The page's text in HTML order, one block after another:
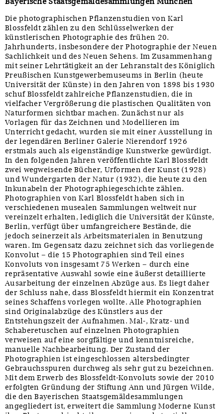
Die photographischen Pflanzenstudien von Karl
Blossfeldt zählen zu den Schlüsselwerken der
künstlerischen Photographie des frühen 20.
Jahrhunderts, insbesondere der Photographie der Neuen
Sachlichkeit und des Neuen Sehens. Im Zusammenhang
mit seiner Lehrtätigkeit an der Lehranstalt des Königlich
Preußischen Kunstgewerbemuseums in Berlin (heute
Universität der Künste) in den Jahren von 1898 bis 1930
schuf Blossfeldt zahlreiche Pflanzenstudien, die in
vielfacher Vergrößerung die plastischen Qualitäten von
Naturformen sichtbar machen. Zunächst nur als
Vorlagen für das Zeichnen und Modellieren im
Unterricht gedacht, wurden sie mit einer Ausstellung in
der legendären Berliner Galerie Nierendorf 1926
erstmals auch als eigenständige Kunstwerke gewürdigt.
In den folgenden Jahren veröffentlichte Karl Blossfeldt
zwei wegweisende Bücher, Urformen der Kunst (1928)
und Wundergarten der Natur (1932), die heute zu den
Inkunabeln der Photographiegeschichte zählen.
Photographien von Karl Blossfeldt haben sich in
verschiedenen musealen Sammlungen weltweit nur
vereinzelt erhalten, lediglich die Universität der Künste,
Berlin, verfügt über umfangreichere Bestände, die
jedoch seinerzeit als Arbeitsmaterialen in Benutzung
waren. Im Gegensatz dazu zeichnet sich das vorliegende
Konvolut – die 15 Photographien sind Teil eines
Konvoluts von insgesamt 75 Werken – durch eine
repräsentative Auswahl sowie eine äußerst detaillierte
Ausarbeitung der einzelnen Abzüge aus. Es liegt daher
der Schluss nahe, dass Blossfeldt hiermit ein Konzentrat
seines Schaffens vorlegen wollte. Alle Photographien
sind Originalabzüge des Künstlers aus der
Entstehungszeit der Aufnahmen. Mal-, Kratz- und
Schaberetuschen auf einzelnen Photographien
verweisen auf eine sorgfältige und kenntnisreiche,
manuelle Nachbearbeitung. Der Zustand der
Photographien ist eingeschlossen altersbedingter
Gebrauchsspuren durchweg als sehr gut zu bezeichnen.
Mit dem Erwerb des Blossfeldt-Konvoluts sowie der 2010
erfolgten Gründung der Stiftung Ann und Jürgen Wilde,
die den Bayerischen Staatsgemäldesammlungen
angegliedert ist, erweitert die Sammlung Moderne Kunst